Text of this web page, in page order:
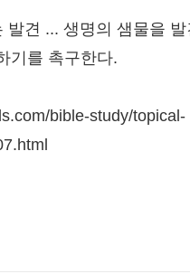
발견 ... 생명의 샘물을
기를 촉구한다.
bible-study/topical-